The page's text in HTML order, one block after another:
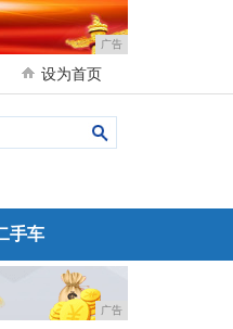
广告
设为首页
手车
广告